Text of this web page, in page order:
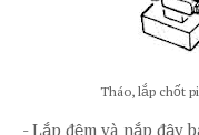
Tháo, lắp chốt
- Lắp đệm và nắp đậy